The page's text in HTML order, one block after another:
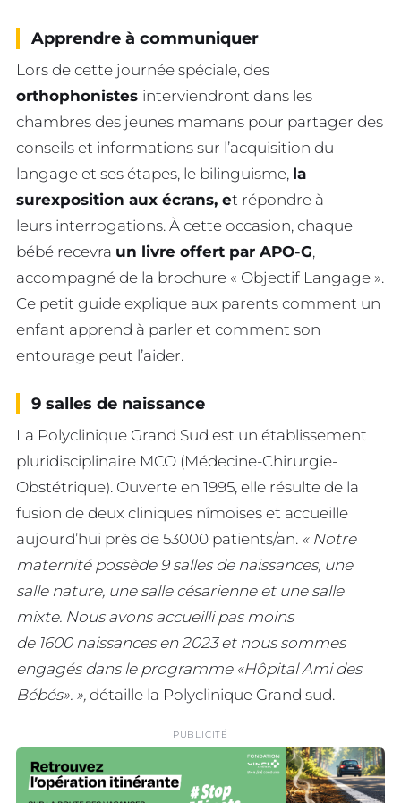
Apprendre à communiquer
Lors de cette journée spéciale, des
orthophonistes interviendront dans les
chambres des jeunes mamans pour partager des
conseils et informations sur l’acquisition du
langage et ses étapes, le bilinguisme, la
surexposition aux écrans, et répondre à
leurs interrogations. À cette occasion, chaque
bébé recevra un livre offert par APO-G,
accompagné de la brochure « Objectif Langage ».
Ce petit guide explique aux parents comment un
enfant apprend à parler et comment son
entourage peut l’aider.
9 salles de naissance
La Polyclinique Grand Sud est un établissement
pluridisciplinaire MCO (Médecine-Chirurgie-
Obstétrique). Ouverte en 1995, elle résulte de la
fusion de deux cliniques nîmoises et accueille
aujourd’hui près de 53000 patients/an. « Notre
maternité possède 9 salles de naissances, une
salle nature, une salle césarienne et une salle
mixte. Nous avons accueilli pas moins
de 1600 naissances en 2023 et nous sommes
engagés dans le programme «Hôpital Ami des
Bébés». », détaille la Polyclinique Grand sud.
PUBLICITÉ